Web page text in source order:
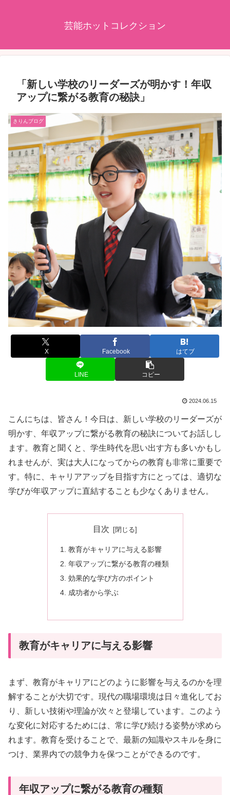
芸能ホットコレクション
「新しい学校のリーダーズが明かす！年収
アップに繋がる教育の秘訣」
きりんブログ
X Facebook はてブ
LINE コピー
2024.06.15
こんにちは、皆さん！今日は、新しい学校のリーダーズが
明かす、年収アップに繋がる教育の秘訣についてお話しし
ます。教育と聞くと、学生時代を思い出す方も多いかもし
れませんが、実は大人になってからの教育も非常に重要で
す。特に、キャリアアップを目指す方にとっては、適切な
学びが年収アップに直結することも少なくありません。
目次
教育がキャリアに与える影響
年収アップに繋がる教育の種類
効果的な学び方のポイント
成功者から学ぶ
教育がキャリアに与える影響
まず、教育がキャリアにどのように影響を与えるのかを理
解することが大切です。現代の職場環境は日々進化してお
り、新しい技術や理論が次々と登場しています。このよう
な変化に対応するためには、常に学び続ける姿勢が求めら
れます。教育を受けることで、最新の知識やスキルを身に
つけ、業界内での競争力を保つことができるのです。
年収アップに繋がる教育の種類